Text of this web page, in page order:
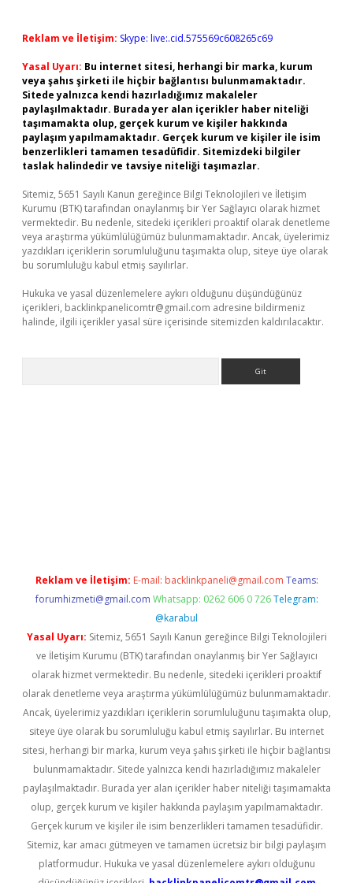
Reklam ve İletişim: Skype: live:.cid.575569c608265c69
Yasal Uyarı: Bu internet sitesi, herhangi bir marka, kurum
veya şahıs şirketi ile hiçbir bağlantısı bulunmamaktadır.
Sitede yalnızca kendi hazırladığımız makaleler
paylaşılmaktadır. Burada yer alan içerikler haber niteliği
taşımamakta olup, gerçek kurum ve kişiler hakkında
paylaşım yapılmamaktadır. Gerçek kurum ve kişiler ile isim
benzerlikleri tamamen tesadüfidir. Sitemizdeki bilgiler
taslak halindedir ve tavsiye niteliği taşımazlar.
Sitemiz, 5651 Sayılı Kanun gereğince Bilgi Teknolojileri ve İletişim
Kurumu (BTK) tarafından onaylanmış bir Yer Sağlayıcı olarak hizmet
vermektedir. Bu nedenle, sitedeki içerikleri proaktif olarak denetleme
veya araştırma yükümlülüğümüz bulunmamaktadır. Ancak, üyelerimiz
yazdıkları içeriklerin sorumluluğunu taşımakta olup, siteye üye olarak
bu sorumluluğu kabul etmiş sayılırlar.
Hukuka ve yasal düzenlemelere aykırı olduğunu düşündüğünüz
içerikleri, backlinkpanelicomtr@gmail.com adresine bildirmeniz
halinde, ilgili içerikler yasal süre içerisinde sitemizden kaldırılacaktır.
Reklam ve İletişim: E-mail: backlinkpaneli@gmail.com Teams:
forumhizmeti@gmail.com Whatsapp: 0262 606 0 726 Telegram:
@karabul
Yasal Uyarı: Sitemiz, 5651 Sayılı Kanun gereğince Bilgi Teknolojileri
ve İletişim Kurumu (BTK) tarafından onaylanmış bir Yer Sağlayıcı
olarak hizmet vermektedir. Bu nedenle, sitedeki içerikleri proaktif
olarak denetleme veya araştırma yükümlülüğümüz bulunmamaktadır.
Ancak, üyelerimiz yazdıkları içeriklerin sorumluluğunu taşımakta olup,
siteye üye olarak bu sorumluluğu kabul etmiş sayılırlar. Bu internet
sitesi, herhangi bir marka, kurum veya şahıs şirketi ile hiçbir bağlantısı
bulunmamaktadır. Sitede yalnızca kendi hazırladığımız makaleler
paylaşılmaktadır. Burada yer alan içerikler haber niteliği taşımamakta
olup, gerçek kurum ve kişiler hakkında paylaşım yapılmamaktadır.
Gerçek kurum ve kişiler ile isim benzerlikleri tamamen tesadüfidir.
Sitemiz, kar amacı gütmeyen ve tamamen ücretsiz bir bilgi paylaşım
platformudur. Hukuka ve yasal düzenlemelere aykırı olduğunu